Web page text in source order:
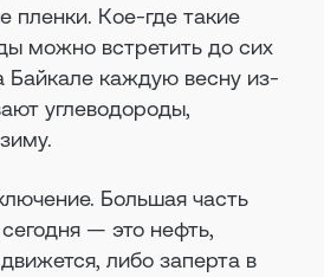
пленки. Кое-где такие
можно встретить до сих
Байкале каждую весну из-
углеводороды,
Большая часть
— это нефть,
либо заперта в